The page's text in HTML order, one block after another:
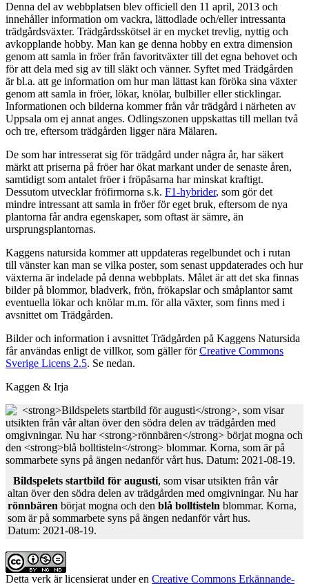
Denna del av webbplatsen blev officiell den 11 april, 2013 och
innehåller in­for­ma­tion om vackra, lättodlade och/eller intressanta
trädgårdsväxter. Träd­gårds­skötsel är en mycket trevlig, nyttig och
avkopplande hobby. Man kan ge denna hobby en extra dimension
genom att samla in fröer från favorit­växter till det egna behovet och
för att dela med sig av till släkt och vänner. Syftet med Träd­gården
är bl.a. att ge information om hur man lättast kan föröka sina växter
genom att samla in fröer, lökar, knölar, bulbiller eller sticklingar.
Informationen och bilderna kommer från vår trädgård i närheten av
Uppsala om ej annat anges. Odlingszonen uppskattas till mellan två
och tre, eftersom trädgården ligger nära Mälaren.
De som har intresserat sig för trädgård under några år, har säkert
märkt att priserna på fröer har ökat markant under de senaste åren,
samtidigt som antalet fröer i fröpåsarna har minskat kraftigt.
Dessutom utvecklar fröfirmorna s.k. F1-hybrider, som gör det
mindre intres­sant att samla in fröer för eget bruk, eftersom de nya
plantorna får andra egenskaper, som oftast är sämre, än
ursprungsplantornas.
Kaggens natursida kommer att uppdateras regelbundet och i rutan
till vänster kan man se vilka poster, som senast uppdaterades och hur
växterna är indelade på denna webbplats. Målet är att det ska finnas
bilder på blommor, bladverk, frön, frökapslar och småplantor samt
eventuella lökar och knölar m.m. för alla växter, som finns med i
avsnittet om Träd­gården.
Bilder och information i avsnittet Trädgården på Kaggens Natursida
får användas enligt de villkor, som gäller förCreative Commons
Sverige Licens 2.5. Se nedan.
Kaggen & Irja
Bildspelets startbild för augusti, som visar utsikten från vår
altan över den södra delen av trädgården med omgivningar. Nu har
rönnbären börjat mogna och denblå bolltisteln blommar. Korna,
som är på sommarbete syns på ängen nedanför vårt hus.
Datum: 2021-08-19.
Detta verk är licensierat under en Creative Commons Erkännande-